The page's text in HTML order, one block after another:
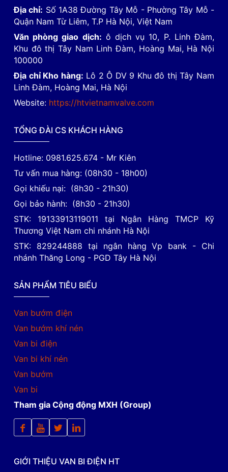
Địa chỉ: Số 1A38 Đường Tây Mỗ - Phường Tây Mỗ -
Quận Nam Từ Liêm, T.P Hà Nội, Việt Nam
Văn phòng giao dịch: ô dịch vụ 10, P. Linh Đàm,
Khu đô thị Tây Nam Linh Đàm, Hoàng Mai, Hà Nội
100000
Địa chỉ Kho hàng: Lô 2 Ô DV 9 Khu đô thị Tây Nam
Linh Đàm, Hoàng Mai, Hà Nội
Website: https://htvietnamvalve.com
TỔNG ĐÀI CS KHÁCH HÀNG
Hotline: 0981.625.674 - Mr Kiên
Tư vấn mua hàng: (08h30 - 18h00)
Gọi khiếu nại: (8h30 - 21h30)
Gọi bảo hành: (8h30 - 21h30)
STK: 19133913119011 tại Ngân Hàng TMCP Kỹ
Thương Việt Nam chi nhánh Hà Nội
STK: 829244888 tại ngân hàng Vp bank - Chi
nhánh Thăng Long - PGD Tây Hà Nội
SẢN PHẨM TIÊU BIỂU
Van bướm điện
Van bướm khí nén
Van bi điện
Van bi khí nén
Van bướm
Van bi
Tham gia Cộng động MXH (Group)
GIỚI THIỆU VAN BI ĐIỆN HT